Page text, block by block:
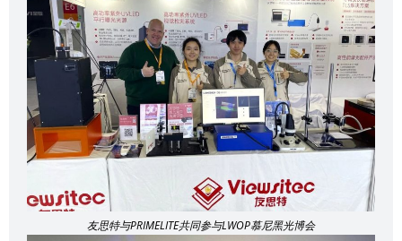
友思特与PRIMELITE共同参与LWOP慕尼黑光博会